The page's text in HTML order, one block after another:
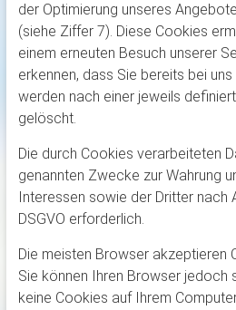
der Optimierung unseres
(siehe Ziffer 7). Diese Cookies
einem erneuten Besuch unserer
erkennen, dass Sie bereits bei
werden nach einer jeweils
gelöscht.
Die durch Cookies verarbeiteten
genannten Zwecke zur Wahrung
Interessen sowie der Dritter nach
DSGVO erforderlich.
Die meisten Browser akzeptieren
Sie können Ihren Browser jedoch
keine Cookies auf Ihrem